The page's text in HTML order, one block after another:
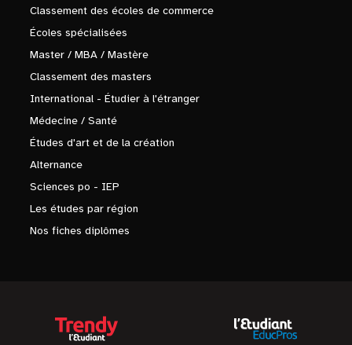
Classement des écoles de commerce
Écoles spécialisées
Master / MBA / Mastère
Classement des masters
International - Étudier à l'étranger
Médecine / Santé
Études d'art et de la création
Alternance
Sciences po - IEP
Les études par région
Nos fiches diplômes